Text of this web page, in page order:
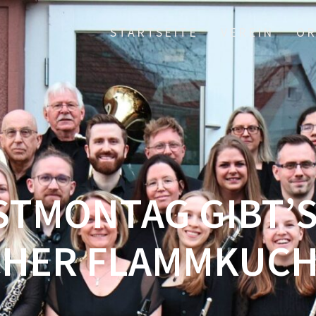
STARTSEITE VEREIN